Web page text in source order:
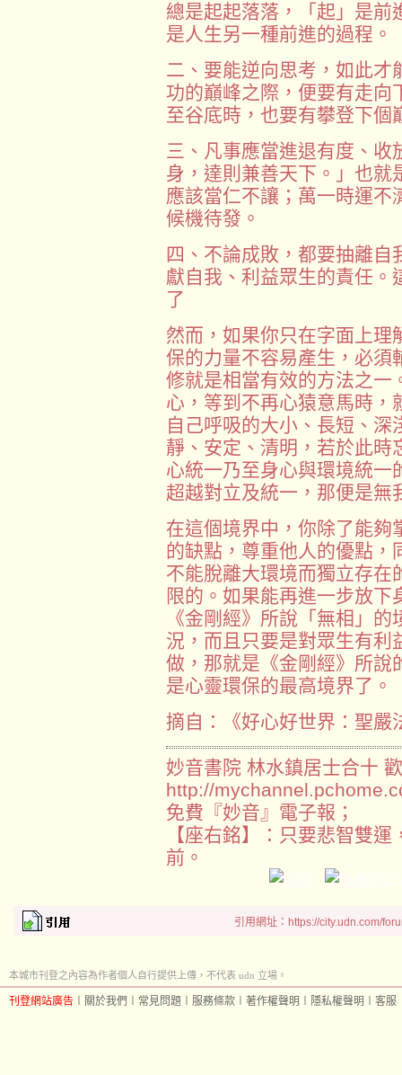
總是起起落落，「起」是前
是人生另一種前進的過程。
二、要能逆向思考，如此才
功的巔峰之際，便要有走向
至谷底時，也要有攀登下個
三、凡事應當進退有度、收
身，達則兼善天下。」也就
應該當仁不讓；萬一時運不
候機待發。
四、不論成敗，都要抽離自
獻自我、利益眾生的責任。
了
然而，如果你只在字面上理
保的力量不容易產生，必須
修就是相當有效的方法之一
心，等到不再心猿意馬時，
自己呼吸的大小、長短、
靜、安定、清明，若於此時
心統一乃至身心與環境統一
超越對立及統一，那便是無
在這個境界中，你除了能夠
的缺點，尊重他人的優點，
不能脫離大環境而獨立存在
限的。如果能再進一步放
《金剛經》所說「無相」
況，而且只要是對眾生有利
做，那就是《金剛經》所說
是心靈環保的最高境界了。
摘自：《好心好世界：聖嚴
妙音書院 林水鎮居士合十
http://
免費『妙音』電子報；
【座右銘】：只要悲智雙
前。
引用網址：https://city.udn.com/
本城市刊登之內容為作者個人自行提供上傳，不代表 udn 立場。
刊登網站廣告 關於我們 常見問題 服務條款 著作權聲明 隱私權聲明 客服